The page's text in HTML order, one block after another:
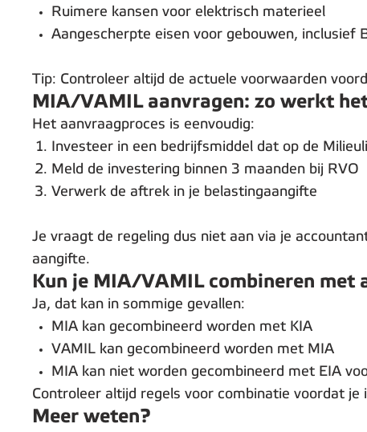
Ruimere kansen voor elektrisch materieel
Aangescherpte eisen voor gebouwen, inclusief
Tip: Controleer altijd de actuele voorwaarden
MIA/VAMIL aanvragen: zo werkt
Het aanvraagproces is eenvoudig:
Investeer in een bedrijfsmiddel dat op de
Meld de investering binnen 3 maanden bij RVO
Verwerk de aftrek in je belastingaangifte
Je vraagt de regeling dus niet aan via je
aangifte.
Kun je MIA/VAMIL combineren met
Ja, dat kan in sommige gevallen:
MIA kan gecombineerd worden met KIA
VAMIL kan gecombineerd worden met MIA
MIA kan niet worden gecombineerd met EIA
Controleer altijd regels voor combinatie voordat je
Meer weten?